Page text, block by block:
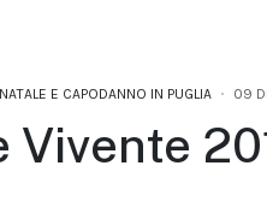
NATALE E CAPODANNO IN PUGLIA 09
Vivente